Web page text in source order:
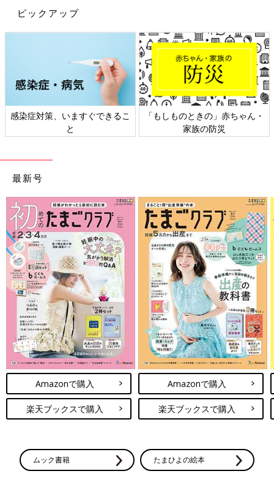
ピックアップ
感染症対策、いますぐできるこ
と
「もしものときの」赤ちゃん・
家族の防災
最新号
Amazonで購入
楽天ブックスで購入
Amazonで購入
楽天ブックスで購入
ムック書籍 たまひよの絵本